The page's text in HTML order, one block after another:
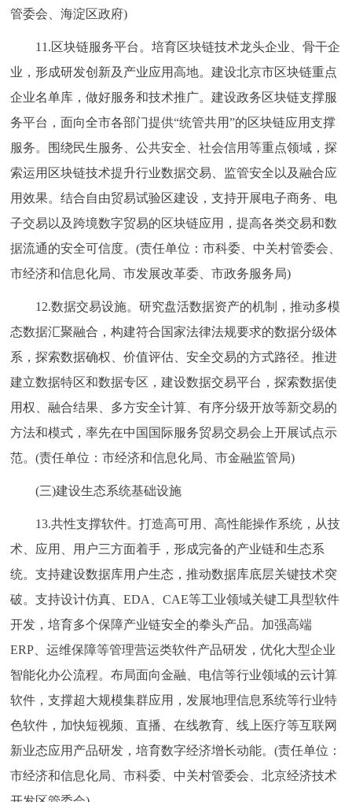
管委会、海淀区政府)
11.区块链服务平台。培育区块链技术龙头企业、骨干企
业，形成研发创新及产业应用高地。建设北京市区块链重点
企业名单库，做好服务和技术推广。建设政务区块链支撑服
务平台，面向全市各部门提供“统管共用”的区块链应用支撑
服务。围绕民生服务、公共安全、社会信用等重点领域，探
索运用区块链技术提升行业数据交易、监管安全以及融合应
用效果。结合自由贸易试验区建设，支持开展电子商务、电
子交易以及跨境数字贸易的区块链应用，提高各类交易和数
据流通的安全可信度。(责任单位：市科委、中关村管委会、
市经济和信息化局、市发展改革委、市政务服务局)
12.数据交易设施。研究盘活数据资产的机制，推动多模
态数据汇聚融合，构建符合国家法律法规要求的数据分级体
系，探索数据确权、价值评估、安全交易的方式路径。推进
建立数据特区和数据专区，建设数据交易平台，探索数据使
用权、融合结果、多方安全计算、有序分级开放等新交易的
方法和模式，率先在中国国际服务贸易交易会上开展试点示
范。(责任单位：市经济和信息化局、市金融监管局)
(三)建设生态系统基础设施
13.共性支撑软件。打造高可用、高性能操作系统，从技
术、应用、用户三方面着手，形成完备的产业链和生态系
统。支持建设数据库用户生态，推动数据库底层关键技术突
破。支持设计仿真、EDA、CAE等工业领域关键工具型软件
开发，培育多个保障产业链安全的拳头产品。加强高端
ERP、运维保障等管理营运类软件产品研发，优化大型企业
智能化办公流程。布局面向金融、电信等行业领域的云计算
软件，支撑超大规模集群应用，发展地理信息系统等行业特
色软件，加快短视频、直播、在线教育、线上医疗等互联网
新业态应用产品研发，培育数字经济增长动能。(责任单位：
市经济和信息化局、市科委、中关村管委会、北京经济技术